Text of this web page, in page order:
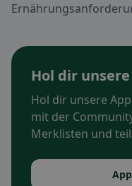
Hol dir
Hol dir unsere
mit der
Merklisten und